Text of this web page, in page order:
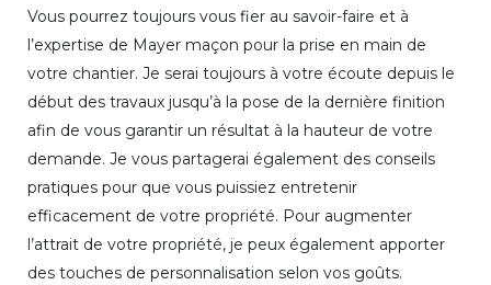
Vous pourrez toujours vous fier au savoir-faire et à
l’expertise de Mayer maçon pour la prise en main de
votre chantier. Je serai toujours à votre écoute depuis le
début des travaux jusqu’à la pose de la dernière finition
afin de vous garantir un résultat à la hauteur de votre
demande. Je vous partagerai également des conseils
pratiques pour que vous puissiez entretenir
efficacement de votre propriété. Pour augmenter
l’attrait de votre propriété, je peux également apporter
des touches de personnalisation selon vos goûts.